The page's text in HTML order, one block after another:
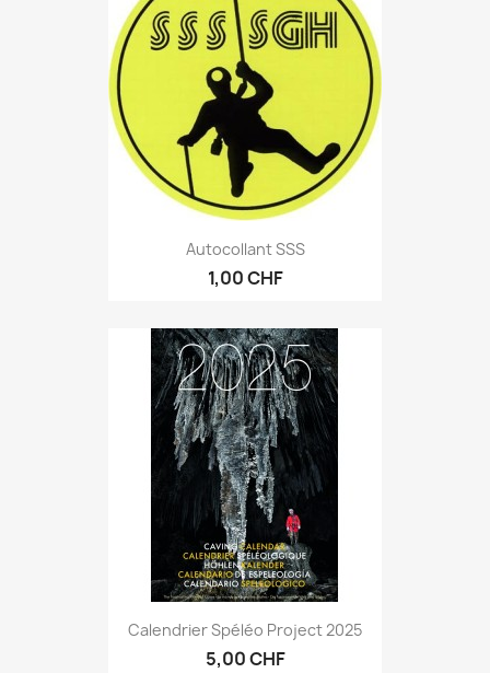
Autocollant SSS
1,00 CHF
Calendrier Spéléo Project 2025
5,00 CHF